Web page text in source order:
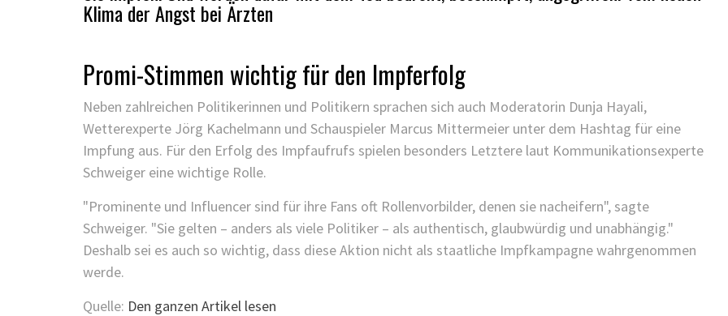
Klima der Angst bei Ärzten
Promi-Stimmen wichtig für den Impferfolg
Neben zahlreichen Politikerinnen und Politikern sprachen sich auch Moderatorin Dunja Hayali,
Wetterexperte Jörg Kachelmann und Schauspieler Marcus Mittermeier unter dem Hashtag für eine
Impfung aus. Für den Erfolg des Impfaufrufs spielen besonders Letztere laut Kommunikationsexperte
Schweiger eine wichtige Rolle.
"Prominente und Influencer sind für ihre Fans oft Rollenvorbilder, denen sie nacheifern", sagte
Schweiger. "Sie gelten – anders als viele Politiker – als authentisch, glaubwürdig und unabhängig."
Deshalb sei es auch so wichtig, dass diese Aktion nicht als staatliche Impfkampagne wahrgenommen
werde.
Quelle: Den ganzen Artikel lesen